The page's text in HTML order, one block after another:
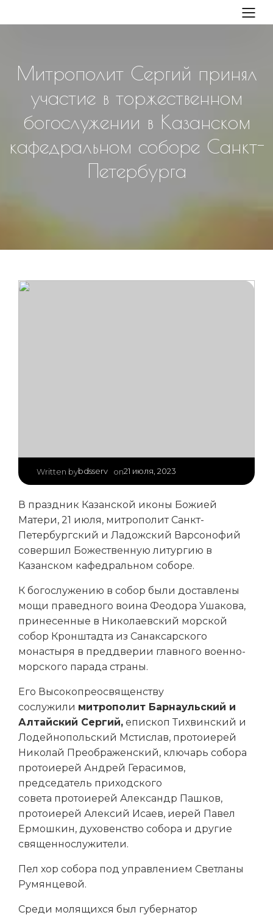
Митрополит Сергий принял
участие в торжественном
богослужении в Казанском
кафедральном соборе Санкт-
Петербурга
Written bybdsserv on21 июля, 2023
В праздник Казанской иконы Божией
Матери, 21 июля, митрополит Санкт-
Петербургский и Ладожский Варсонофий
совершил Божественную литургию в
Казанском кафедральном соборе.
К богослужению в собор были доставлены
мощи праведного воина Феодора Ушакова,
принесенные в Николаевский морской
собор Кронштадта из Санаксарского
монастыря в преддверии главного военно-
морского парада страны.
Его Высокопреосвященству
сослужили митрополит Барнаульский и
Алтайский Сергий, епископ Тихвинский и
Лодейнопольский Мстислав, протоиерей
Николай Преображенский, ключарь собора
протоиерей Андрей Герасимов,
председатель приходского
совета протоиерей Александр Пашков,
протоиерей Алексий Исаев, иерей Павел
Ермошкин, духовенство собора и другие
священнослужители.
Пел хор собора под управлением Светланы
Румянцевой.
Среди молящихся был губернатор